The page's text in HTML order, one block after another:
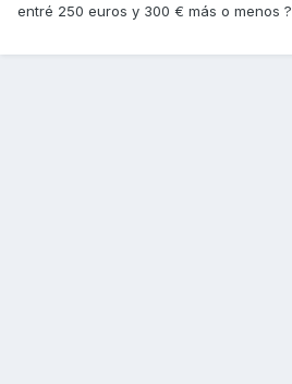
entré 250 euros y 300 € más o menos ?